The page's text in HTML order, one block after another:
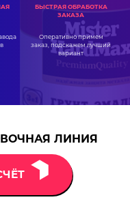
БЫСТРАЯ ОБРАБОТКА
ЗАКАЗА
Оперативно примем
заказ, подскажем лучший
вариант
ЛИНИЯ